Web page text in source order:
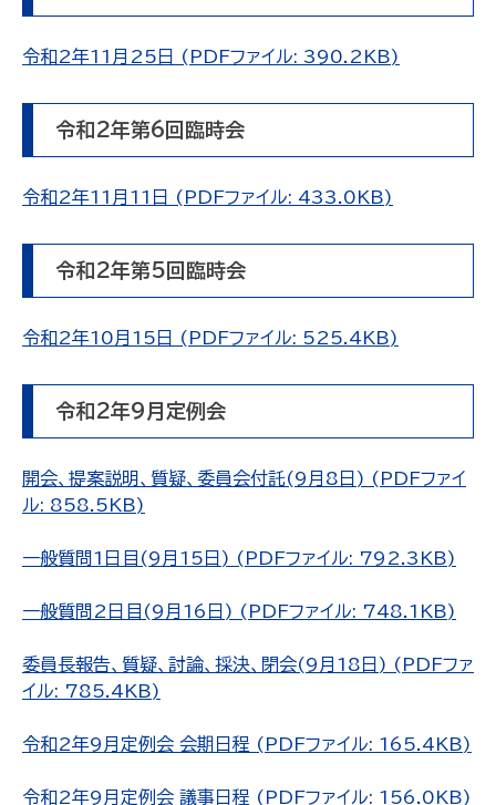
令和2年11月25日 (PDFファイル: 390.2KB)
令和2年第6回臨時会
令和2年11月11日 (PDFファイル: 433.0KB)
令和2年第5回臨時会
令和2年10月15日 (PDFファイル: 525.4KB)
令和2年9月定例会
開会、提案説明、質疑、委員会付託(9月8日) (PDFファイ
ル: 858.5KB)
一般質問1日目(9月15日) (PDFファイル: 792.3KB)
一般質問2日目(9月16日) (PDFファイル: 748.1KB)
委員長報告、質疑、討論、採決、閉会(9月18日) (PDFファ
イル: 785.4KB)
令和2年9月定例会 会期日程 (PDFファイル: 165.4KB)
令和2年9月定例会 議事日程 (PDFファイル: 156.0KB)